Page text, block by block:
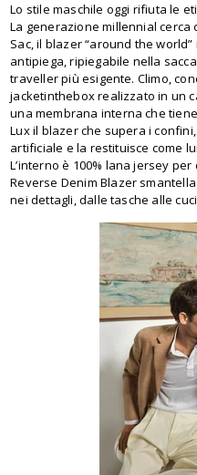
Lo stile maschile oggi rifiuta le
La generazione millennial
Sac, il blazer “around the
antipiega, ripiegabile nella
traveller più esigente. Climo,
jacketinthebox realizzato in un
una membrana interna che
Lux il blazer che supera i
artificiale e la restituisce come
L’interno è 100% lana jersey
Reverse Denim Blazer
nei dettagli, dalle tasche alle